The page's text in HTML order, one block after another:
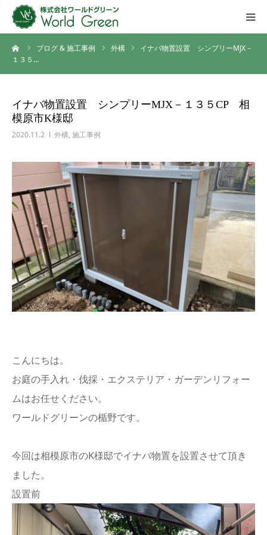
ブログ & 施工事例 外構
イナバ物置設置 シンプリーMJX－
１３５…
イナバ物置設置 シンプリーMJX－１３５CP 相
模原市K様邸
2020.11.2 外構, 施工事例
こんにちは。
お庭の手入れ・伐採・エクステリア・ガーデンリフォー
ムはお任せください。
ワールドグリーンの楯野です。
今回は相模原市のK様邸でイナバ物置を設置させて頂き
ました。
設置前
HOME
会社概要
施工の流れ
ブログ
ご相談・お問い合わせ